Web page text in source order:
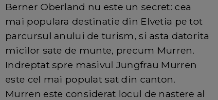
Berner Oberland nu este un secret: cea
mai populara destinatie din Elvetia pe tot
parcursul anului de turism, si asta datorita
micilor sate de munte, precum Murren.
Indreptat spre masivul Jungfrau Murren
este cel mai populat sat din canton.
Murren este considerat locul de nastere al